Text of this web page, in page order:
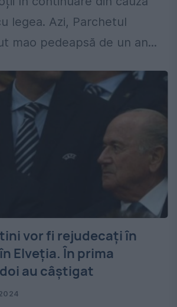
legea. Azi, Parchetul
mao pedeapsă de un an...
vor fi rejudecați în
Elveția. În prima
au câștigat